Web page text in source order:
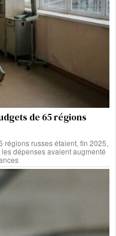
de 65 régions
régions russes étaient, fin 2025,
dépenses avaient augmenté